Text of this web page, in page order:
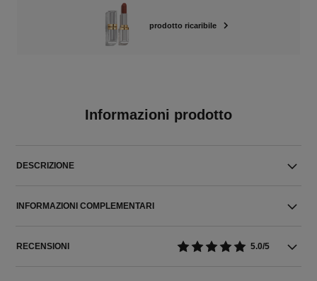
prodotto ricaribile
Informazioni prodotto
DESCRIZIONE
INFORMAZIONI COMPLEMENTARI
RECENSIONI 5.0/5